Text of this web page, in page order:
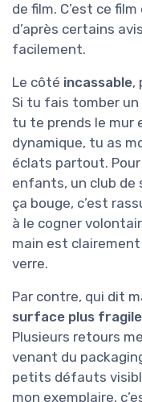
de film. C’est ce
d’après certains
facilement.
Le côté incassable,
Si tu fais tomber
tu te prends le mur
dynamique, tu as
éclats partout.
enfants, un club de
ça bouge, c’est
à le cogner
main est
verre.
Par contre, qui dit
surface plus
Plusieurs retours
venant du
petits défauts
mon exemplaire,